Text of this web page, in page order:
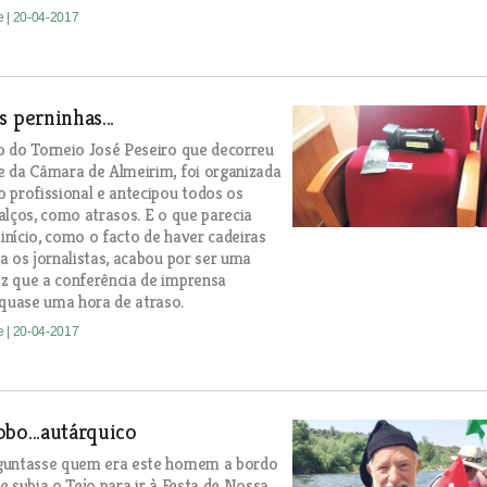
| 20-04-2017
perninhas...
do Torneio José Peseiro que decorreu
da Câmara de Almeirim, foi organizada
profissional e antecipou todos os
como atrasos. E o que parecia
como o facto de haver cadeiras
os jornalistas, acabou por ser uma
que a conferência de imprensa
uma hora de atraso.
| 20-04-2017
quem era este homem a bordo